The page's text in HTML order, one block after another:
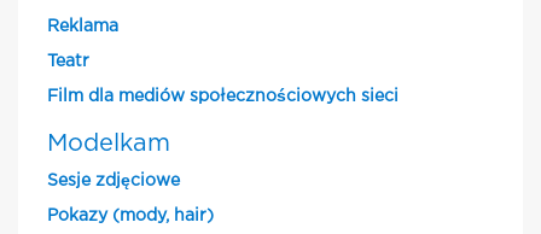
Reklama
Teatr
Film dla mediów społecznościowych sieci
Modelkam
Sesje zdjęciowe
Pokazy (mody, hair)